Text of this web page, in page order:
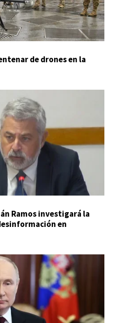
de drones en la
Ramos investigará la
en